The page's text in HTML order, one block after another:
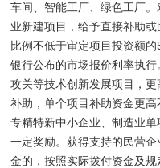
车间、智能工厂、绿色工厂
业新建项目，给予直接补助
比例不低于审定项目投资额
银行公布的市场报价利率执
攻关等技术创新发展项目，
补助，单个项目补助资金更
专精特新中小企业、制造业
一定奖励。获得支持的民营
金的，按照实际拨付资金及